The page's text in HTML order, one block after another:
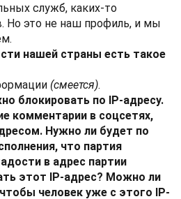
служб, каких-то
Но это не наш профиль, и мы
нашей страны есть такое
(смеется).
блокировать по IP-адресу.
комментарии в соцсетях,
Нужно ли будет по
что партия
в адрес партии
этот IP-адрес? Можно ли
человек уже с этого IP-